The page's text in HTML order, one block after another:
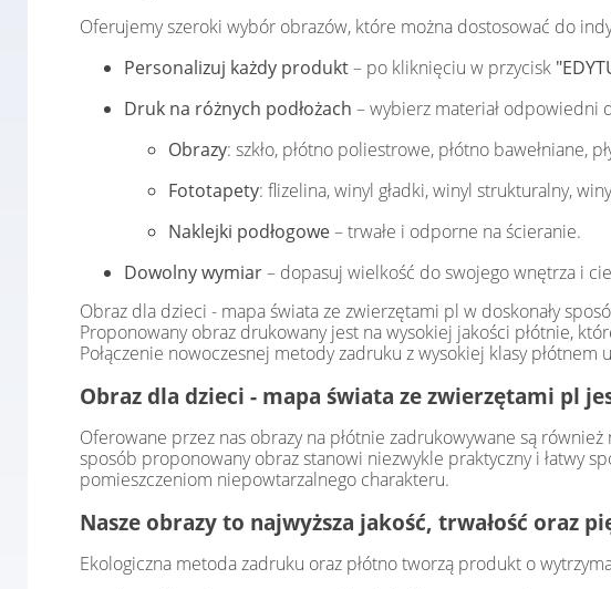
Oferujemy szeroki wybór obrazów, które można dostosować do
Personalizuj każdy produkt– po kliknięciu w przycisk
Druk na różnych podłożach – wybierz materiał odpowiedni
Obrazy: szkło, płótno poliestrowe, płótno bawełniane,
Fototapety: flizelina, winyl gładki, winyl strukturalny,
Naklejki podłogowe– trwałe i odporne na ścieranie.
Dowolny wymiar– dopasuj wielkość do swojego wnętrza i
Obraz dla dzieci - mapa świata ze zwierzętami pl w doskonały
Proponowany obraz drukowany jest na wysokiej jakości płótnie,
Połączenie nowoczesnej metody zadruku z wysokiej klasy
Obraz dla dzieci - mapa świata ze zwierzętami pl
Oferowane przez nas obrazy na płótnie zadrukowywane są
sposób proponowany obraz stanowi niezwykle praktyczny i łatwy
pomieszczeniom niepowtarzalnego charakteru.
Nasze obrazy to najwyższa jakość, trwałość oraz
Ekologiczna metoda zadruku oraz płótno tworzą produkt o